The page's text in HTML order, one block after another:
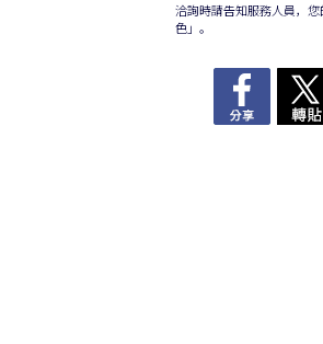
洽詢時請告知服務人員，
色」。